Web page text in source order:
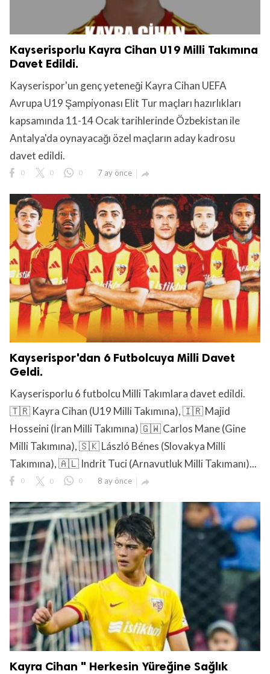
Kayserisporlu Kayra Cihan U19 Milli Takımına
Davet Edildi.
Kayserispor'un genç yeteneği Kayra Cihan UEFA
Avrupa U19 Şampiyonası Elit Tur maçları hazırlıkları
kapsamında 11-14 Ocak tarihlerinde Özbekistan ile
Antalya'da oynayacağı özel maçların aday kadrosu
davet edildi.
0 0 0 7 ay önce 
Kayserispor'dan 6 Futbolcuya Milli Davet
Geldi.
Kayserisporlu 6 futbolcu Milli Takımlara davet edildi.
🇹🇷 Kayra Cihan (U19 Milli Takımına), 🇮🇷 Majid
Hosseini (İran Milli Takımına) 🇬🇼 Carlos Mane (Gine
Milli Takımına), 🇸🇰 László Bénes (Slovakya Milli
Takımına), 🇦🇱 Indrit Tuci (Arnavutluk Milli Takımanı)...
0 0 0 8 ay önce 
Kayra Cihan " Herkesin Yüreğine Sağlık